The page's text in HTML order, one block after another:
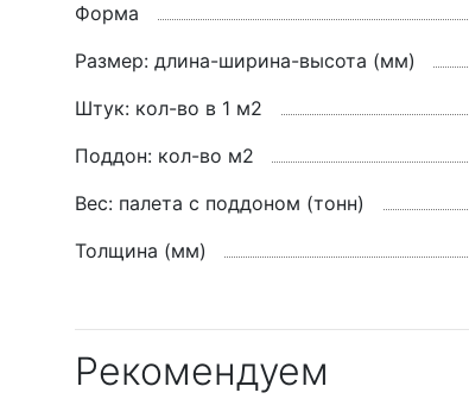
Форма
Размер: длина-ширина-высота (мм)
Штук: кол-во в 1 м2
Поддон: кол-во м2
Вес: палета с поддоном (тонн)
Толщина (мм)
Рекомендуем